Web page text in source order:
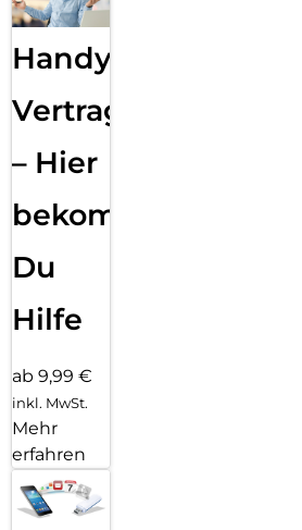
Handy
Vertragsabwicklung
– Hier
bekommst
Du
Hilfe
ab 9,99 €
inkl. MwSt.
Mehr
erfahren